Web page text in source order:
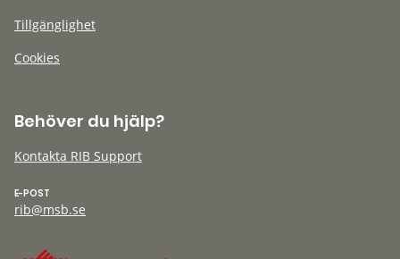
Tillgänglighet
Cookies
Behöver du hjälp?
Kontakta RIB Support
E-POST
rib@msb.se